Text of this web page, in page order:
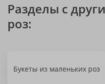
Разделы с
роз:
Букеты из маленьких роз